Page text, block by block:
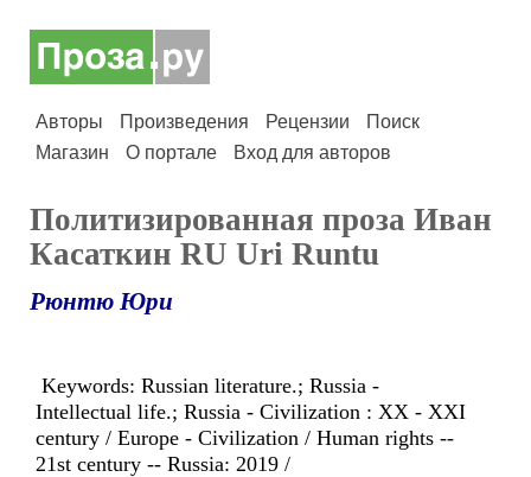
Авторы Произведения Рецензии
Поиск
Магазин
О портале Вход для авторов
Политизированная проза Иван
Касаткин RU Uri Runtu
Рюнтю Юри
Keywords: Russian literature.; Russia -
Intellectual life.; Russia - Civilization : XX - XXI
century / Europe - Civilization / Human rights --
21st century -- Russia: 2019 /